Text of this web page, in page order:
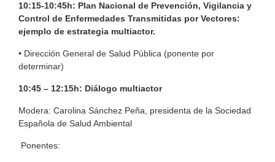
10:15-10:45h: Plan Nacional de Prevención, Vigilancia y
Control de Enfermedades Transmitidas por Vectores:
ejemplo de estrategia multiactor.
• Dirección General de Salud Pública (ponente por
determinar)
10:45 – 12:15h: Diálogo multiactor
Modera: Carolina Sánchez Peña, presidenta de la Sociedad
Española de Salud Ambiental
Ponentes: